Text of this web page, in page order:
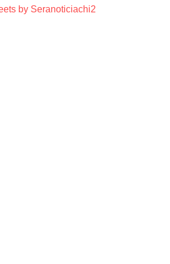
by Seranoticiachi2